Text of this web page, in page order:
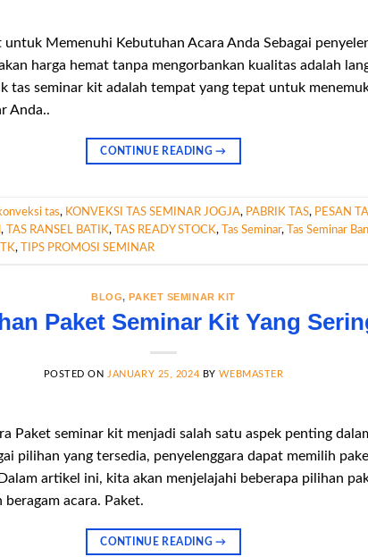
untuk Memenuhi Kebutuhan Acara Anda Sebagai
harga hemat tanpa mengorbankan kualitas adalah
tas seminar kit adalah tempat yang tepat untuk
Anda..
CONTINUE READING→
tas, KONVEKSI TAS SEMINAR JOGJA, PABRIK TAS, PESAN
, TAS RANSEL BATIK, TAS READY STOCK, Tas Seminar, Tas Seminar
TK, TIPS PROMOSI SEMINAR
BLOG,PAKET SEMINAR KIT
Paket Seminar Kit Yang
POSTED ON JANUARY 25, 2024 BYWEBMASTER
Paket seminar kit menjadi salah satu aspek penting
pilihan yang tersedia, penyelenggara dapat memilih
artikel ini, kita akan menjelajahi beberapa pilihan
acara. Paket.
CONTINUE READING→